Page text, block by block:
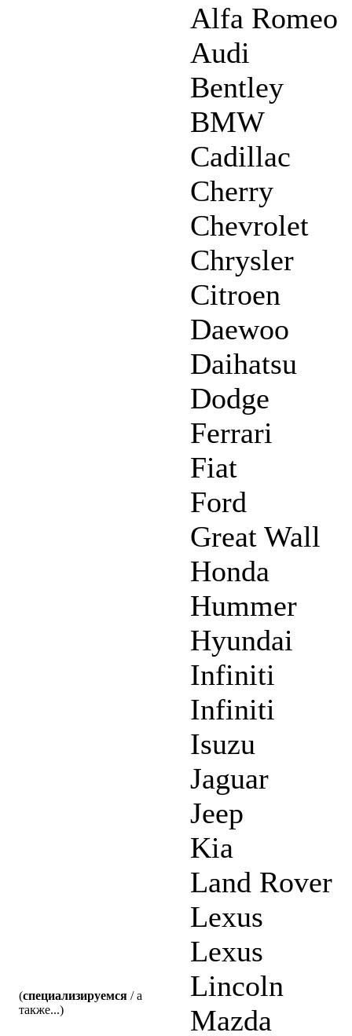
(специализируемся / а
также...)
Alfa Romeo
Audi
Bentley
BMW
Cadillac
Cherry
Chevrolet
Chrysler
Citroen
Daewoo
Daihatsu
Dodge
Ferrari
Fiat
Ford
Great Wall
Honda
Hummer
Hyundai
Infiniti
Infiniti
Isuzu
Jaguar
Jeep
Kia
Land Rover
Lexus
Lexus
Lincoln
Mazda